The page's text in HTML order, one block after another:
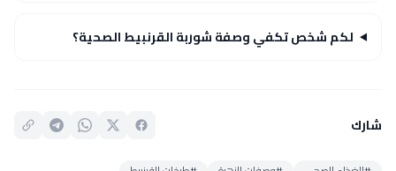
لكم شخص تكفي وصفة شوربة القرنبيط الصحية؟
شارك